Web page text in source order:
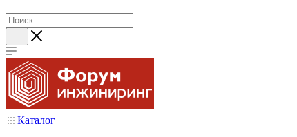
Каталог